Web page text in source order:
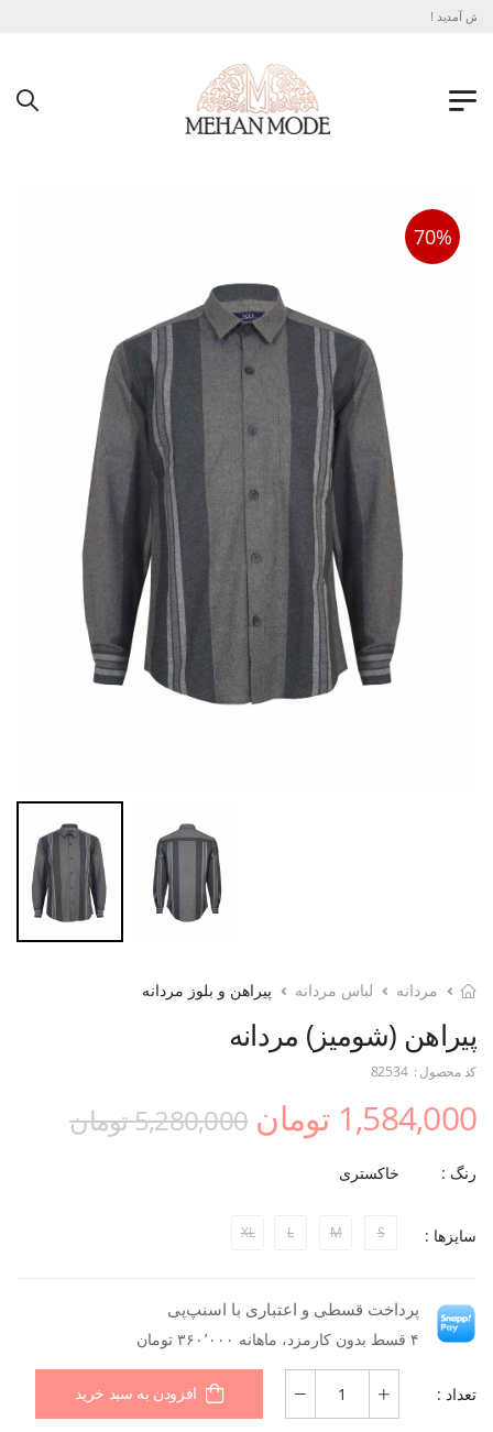
آمدید !
70%
مردانه لباس مردانه پیراهن و بلوز مردانه
پیراهن (شومیز) مردانه
کد محصول : 82534
1,584,000 تومان 5,280,000 تومان
رنگ : خاکستری
سایزها : S
M
L
XL
پرداخت قسطی و اعتباری با اسنپ‌پی
۴ قسط بدون کارمزد، ماهانه ۳۶۰٬۰۰۰ تومان
تعداد : افزودن به سبد خرید